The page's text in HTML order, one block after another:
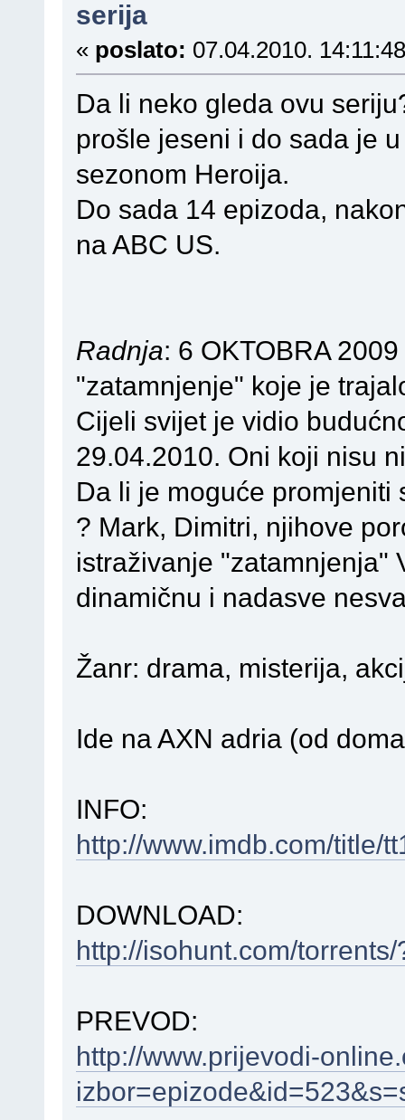
serija
« poslato: 07.04.2010.
Da li neko gleda ovu
prošle jeseni i do sada je
sezonom Heroija.
Do sada 14 epizoda,
na ABC US.
Radnja: 6 OKTOBRA
"zatamnjenje" koje je
Cijeli svijet je vidio
29.04.2010. Oni koji nisu
Da li je moguće
? Mark, Dimitri, njihove
istraživanje "zatamnjenja"
dinamičnu i nadasve
Žanr: drama, misterija,
Ide na AXN adria (od
INFO:
http://www.imdb.com/title/
DOWNLOAD:
http://isohunt.com/
PREVOD:
http://www.prijevodi-